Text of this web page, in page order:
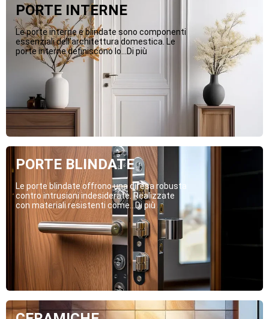
PORTE INTERNE
Le porte interne e blindate sono componenti
essenziali dell’architettura domestica. Le
porte interne definiscono lo...Di più
PORTE BLINDATE
Le porte blindate offrono una difesa robusta
contro intrusioni indesiderate. Realizzate
con materiali resistenti come...Di più